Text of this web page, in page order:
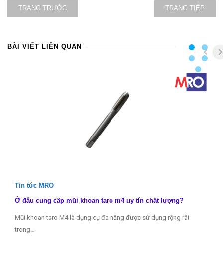
TRANG TRƯỚC TRANG TIẾP
BÀI VIẾT LIÊN QUAN
Tin tức MRO
Ở đâu cung cấp mũi khoan taro m4 uy tín chất lượng?
Mũi khoan taro M4 là dụng cụ đa năng được sử dụng rộng rãi
trong…